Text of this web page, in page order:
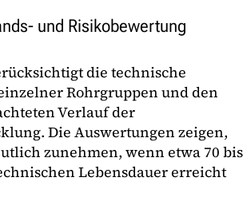
und Risikobewertung
die technische
Rohrgruppen und den
Verlauf der
Die Auswertungen zeigen,
zunehmen, wenn etwa 70 bis
Lebensdauer erreicht